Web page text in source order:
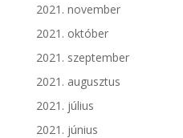
2021. november
2021. október
2021. szeptember
2021. augusztus
2021. július
2021. június